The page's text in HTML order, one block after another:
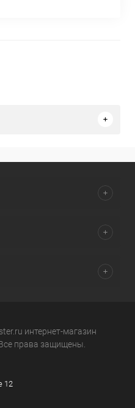
интернет-магазин
права защищены.
12